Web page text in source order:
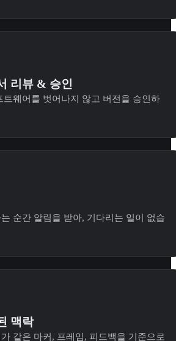
리뷰 & 승인
트웨어를 벗어나지 않고 버전을 승인하
순간 알림을 받아, 기다리는 일이 없습
맥락
같은 마커, 프레임, 피드백을 기준으로